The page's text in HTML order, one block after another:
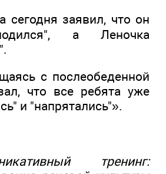
сегодня заявил, что он
а Леночка
с послеобеденной
что все ребята уже
и "напрятались"».
тренинг: